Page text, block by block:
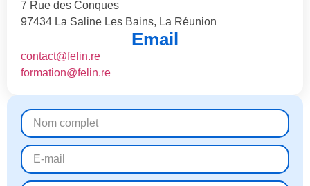
7 Rue des Conques
97434 La Saline Les Bains, La Réunion
Email
contact@felin.re
formation@felin.re